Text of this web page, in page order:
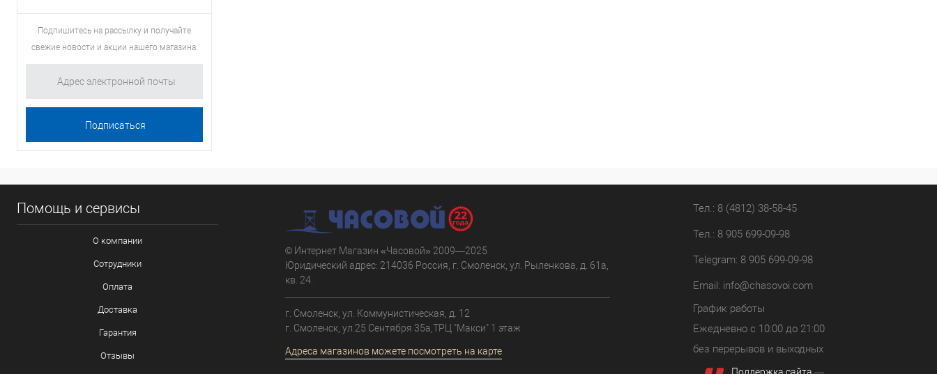
Подпишитесь на рассылку и получайте
свежие новости и акции нашего магазина.
Помощь и сервисы
О компании
Сотрудники
Оплата
Доставка
Гарантия
Отзывы
© Интернет Магазин «Часовой» 2009—2025
Юридический адрес: 214036 Россия, г. Смоленск, ул. Рыленкова, д. 61а,
кв. 24.
г. Смоленск, ул. Коммунистическая, д. 12
г. Смоленск, ул.25 Сентября 35а,ТРЦ "Макси" 1 этаж
Адреса магазинов можете посмотреть на карте
Тел.: 8 (4812) 38-58-45
Тел.: 8 905 699-09-98
Telegram: 8 905 699-09-98
Email: info@chasovoi.com
График работы
Ежедневно с 10:00 до 21:00
без перерывов и выходных